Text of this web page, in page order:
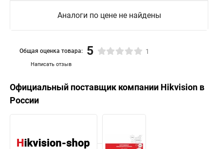
Нikvision микрофон Hikvision поворотная
Hikvision портыАналоги по цене не найдены
Написать отзыв
Общая оценка товара: 5 1
Официальный поставщик компании Hikvision в
России